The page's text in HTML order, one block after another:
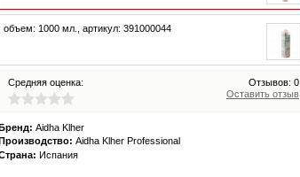
объем: 1000 мл., артикул: 391000044
Отзывов: 0
Оставить отзыв
Средняя оценка:
Aidha Klher
Производство: Aidha Klher Professional
Испания